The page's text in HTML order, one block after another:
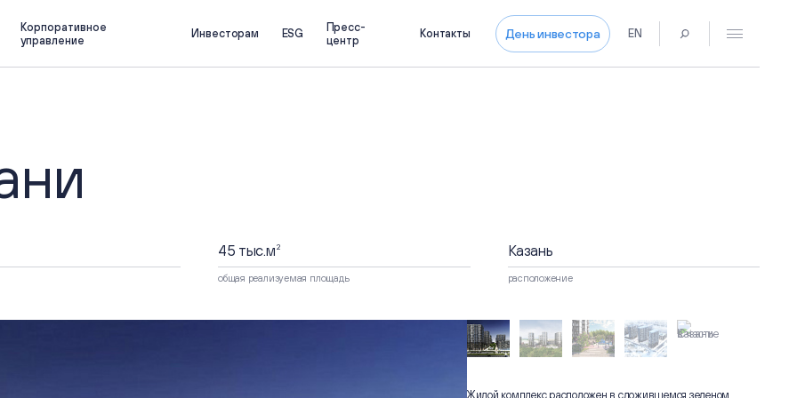
Корпоративное
управление
Инвесторам ESG
Пресс-
центр
Контакты День инвестора EN
Собрания акционеров
45 тыс.м 2
общая реализуемая площадь
Казань
расположение
Жилой комплекс расположен в сложившемся зеленом